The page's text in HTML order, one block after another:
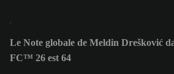
Le Note globale de Meldin Drešković
FC™ 26 est 64